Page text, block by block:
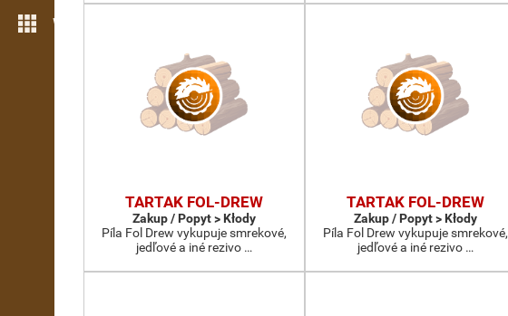
Więcej możliwości
TARTAK FOL-DREW
Zakup / Popyt > Kłody
Píla Fol Drew vykupuje smrekové,
jedľové a iné rezivo …
TARTAK FOL-DREW
Zakup / Popyt > Kłody
Píla Fol Drew vykupuje smrekové,
jedľové a iné rezivo …